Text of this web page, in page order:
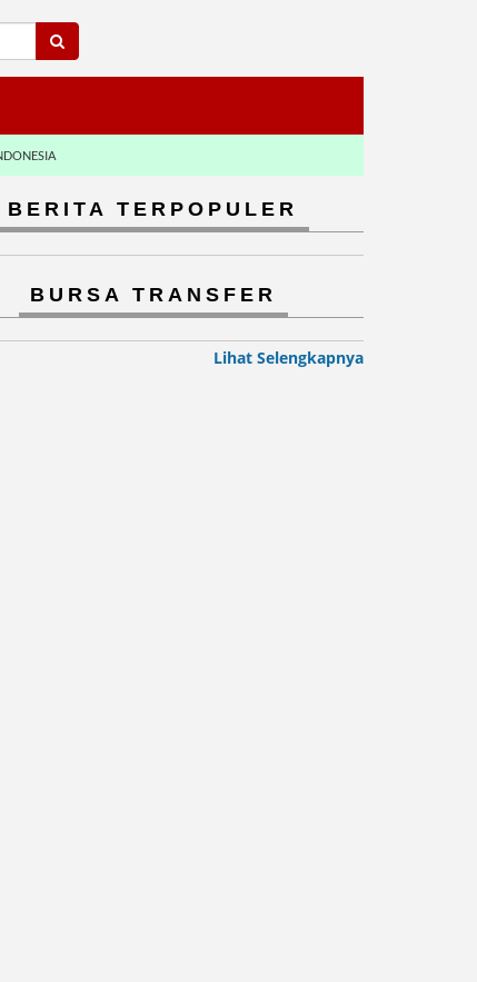
BERITA TERPOPULER
BURSA TRANSFER
Lihat Selengkapnya